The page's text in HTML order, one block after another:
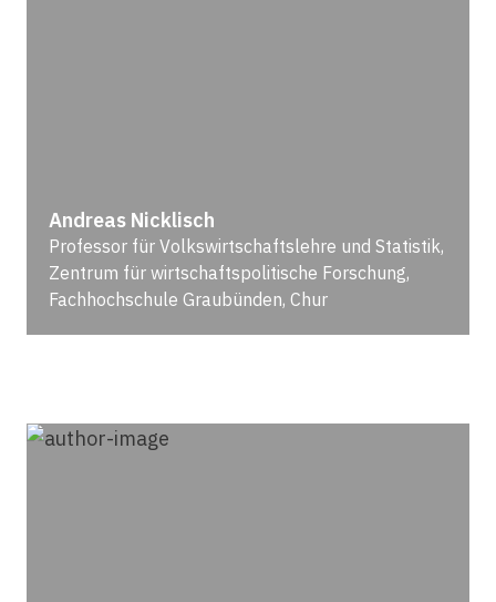
Andreas Nicklisch
Professor für Volkswirtschaftslehre und Statistik,
Zentrum für wirtschaftspolitische Forschung,
Fachhochschule Graubünden, Chur